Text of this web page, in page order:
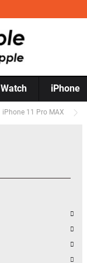
Watch iPhone
iPhone 11 Pro MAX